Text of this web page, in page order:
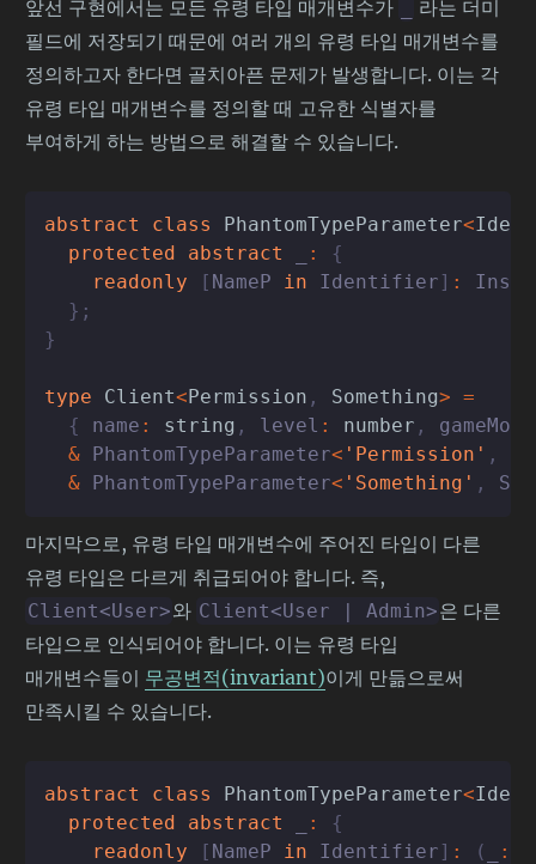
앞선 구현에서는 모든 유령 타입 매개변수가
라는 더미
필드에 저장되기 때문에 여러 개의 유령 타입 매개변수를
정의하고자 한다면 골치아픈 문제가 발생합니다. 이는 각
유령 타입 매개변수를 정의할 때 고유한 식별자를
부여하게 하는 방법으로 해결할 수 있습니다.
abstract class PhantomTypeParameter<
protected
abstract :
{
readonly
[ NameP in Identifier ] :
} ;
}
type Client<Permission , Something> =
{
name : string , level : number , gameMode
& PhantomTypeParameter< 'Permission' ,
& PhantomTypeParameter< 'Something' ,
마지막으로, 유령 타입 매개변수에 주어진 타입이 다른
유령 타입은 다르게 취급되어야 합니다. 즉,
Client<User>와 Client<User | Admin>은 다른
타입으로 인식되어야 합니다. 이는 유령 타입
매개변수들이 무공변적(invariant)이게 만듦으로써
만족시킬 수 있습니다.
abstract class PhantomTypeParameter<
protected
abstract :
{
readonly
[ NameP in Identifier ] : ( :